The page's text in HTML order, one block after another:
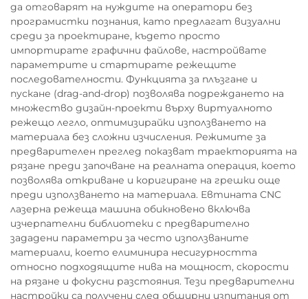
да отговарят на нуждите на оператори без
програмистки познания, като предлагат визуални
среди за проектиране, където просто
импортирате графични файлове, настройвате
параметрите и стартирате режещите
последователности. Функцията за плъзгане и
пускане (drag-and-drop) позволява подреждането на
множество дизайн-проекти върху виртуалното
режещо легло, оптимизирайки използването на
материала без сложни изчисления. Режимите за
предварителен преглед показват траекторията на
рязане преди започване на реалната операция, което
позволява откриване и коригиране на грешки още
преди използването на материала. Евтината CNC
лазерна режеща машина обикновено включва
изчерпателни библиотеки с предварително
зададени параметри за често използваните
материали, което елиминира несигурността
относно подходящите нива на мощност, скорости
на рязане и фокусни разстояния. Тези предварителни
настройки са получени след обширни изпитания от